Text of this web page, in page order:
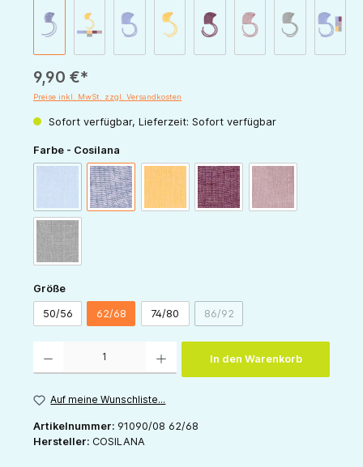
9,90 €*
Preise inkl. MwSt. zzgl. Versandkosten
Sofort verfügbar, Lieferzeit: Sofort verfügbar
Farbe - Cosilana
blau-meliert
(Diese Option ist zurzeit nicht verfügbar.)
marine-meliertgelb-meliertweinrot-meliertrosa-meliert
grau-meliert
Größeauswählen
50/56 62/68 74/80 86/92(Diese Option ist zurzeit nicht
In den Warenkorb
Auf meine Wunschliste...
Artikelnummer: 91090/08 62/68
Hersteller: COSILANA